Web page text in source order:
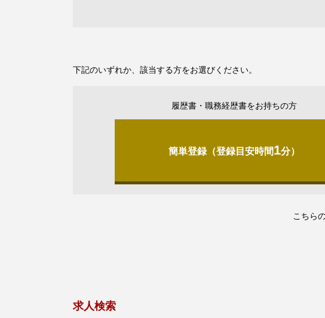
下記のいずれか、該当する方をお選びください。
履歴書・職務経歴書をお持ちの方
簡単登録（登録目安時間1分）
こちら
求人検索